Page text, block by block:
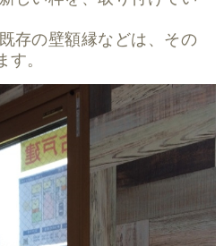
存の壁額縁などは、その
す。